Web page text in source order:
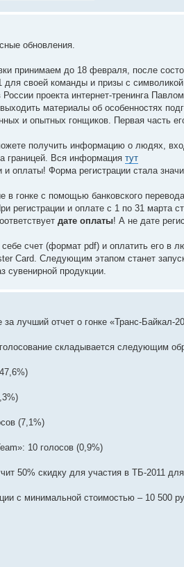
обновления.
принимаем до 18 февраля, после
своей команды и призы с символикой
проекта интернет-тренинга
материалы об особенностях
и опытных гонщиков. Первая часть
получить информацию о людях,
границей. Вся информация тут
оплаты! Форма регистрации стала
в гонке с помощью банковского
регистрации и оплате с 1 по 31 марта
дате оплаты! А не дате
счет (формат pdf) и оплатить его в
Card. Следующим этапом станет
сувенирной продукции.
лучший отчет о гонке «Транс-Байкал-
складывается следующим
(7,1%)
10 голосов (0,9%)
50% скидку для участия в ТБ-2011
с минимальной стоимостью – 10